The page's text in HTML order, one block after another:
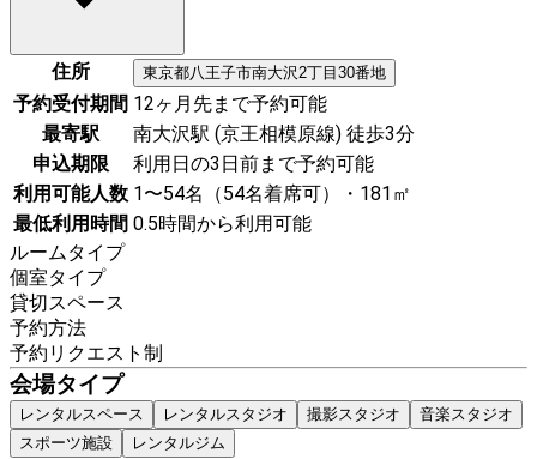
住所 東京都八王子市南大沢2丁目30番地
予約受付期間 12ヶ月先まで予約可能
最寄駅
南大沢駅 (京王相模原線) 徒歩3分
申込期限
利用日の3日前まで予約可能
利用可能人数 1〜54名（54名着席可）・181㎡
最低利用時間 0.5時間から利用可能
ルームタイプ
個室タイプ
貸切スペース
予約方法
予約リクエスト制
会場タイプ
レンタルスペース レンタルスタジオ 撮影スタジオ
音楽スタジオ
スポーツ施設
レンタルジム